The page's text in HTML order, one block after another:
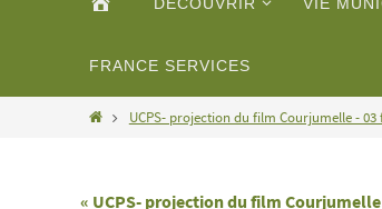
FRANCE SERVICES
HomeUCPS- projection du film Courjumelle - 03
« UCPS- projection du film Courjumelle